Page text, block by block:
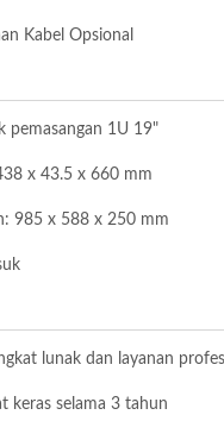
Kabel Opsional
pemasangan 1U 19"
x 43.5 x 660 mm
985 x 588 x 250 mm
lunak dan layanan
keras selama 3 tahun